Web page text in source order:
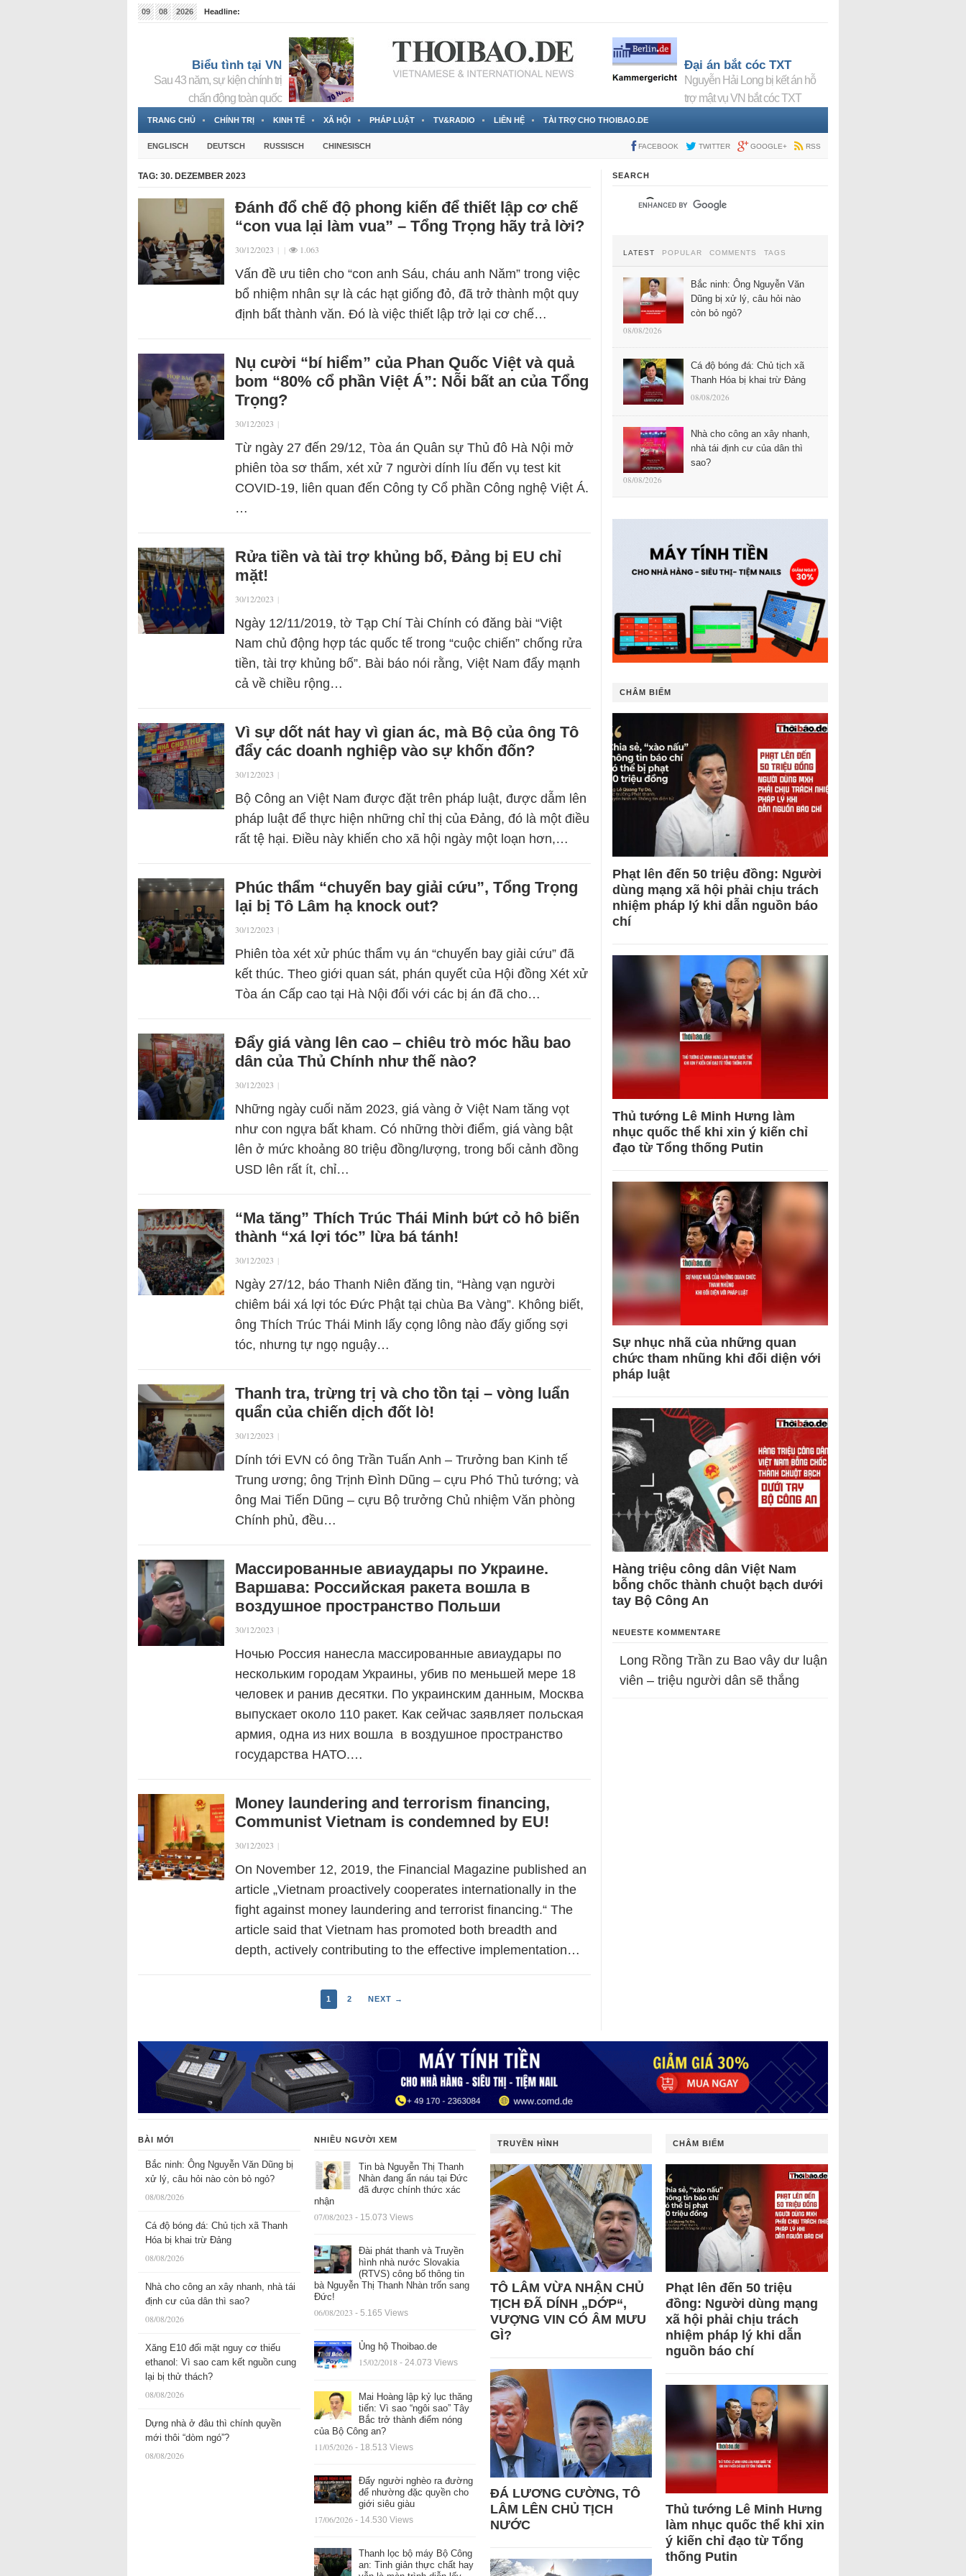
09 08 2026
Headline:
Biểu tình tại VN
Sau 43 năm, sự kiện chính trị
chấn động toàn quốc
Đại án bắt cóc TXT
Nguyễn Hải Long bị kết án hỗ
trợ mật vụ VN bắt cóc TXT
TRANG CHỦ CHÍNH TRỊ KINH TẾ XÃ HỘI PHÁP LUẬT TV&RADIO LIÊN HỆ TÀI TRỢ CHO THOIBAO.DE
ENGLISCH DEUTSCH RUSSISCH CHINESISCH FACEBOOK TWITTER GOOGLE+ RSS
TAG: 30. DEZEMBER 2023
Đánh đổ chế độ phong kiến để thiết lập cơ chế
“con vua lại làm vua” – Tổng Trọng hãy trả lời?
30/12/2023 | | 1.063
Vấn đề ưu tiên cho “con anh Sáu, cháu anh Năm” trong việc
bổ nhiệm nhân sự là các hạt giống đỏ, đã trở thành một quy
định bất thành văn. Đó là việc thiết lập trở lại cơ chế…
Nụ cười “bí hiểm” của Phan Quốc Việt và quả
bom “80% cổ phần Việt Á”: Nỗi bất an của Tổng
Trọng?
30/12/2023 |
Từ ngày 27 đến 29/12, Tòa án Quân sự Thủ đô Hà Nội mở
phiên tòa sơ thẩm, xét xử 7 người dính líu đến vụ test kit
COVID-19, liên quan đến Công ty Cổ phần Công nghệ Việt Á.
…
Rửa tiền và tài trợ khủng bố, Đảng bị EU chỉ
mặt!
30/12/2023 |
Ngày 12/11/2019, tờ Tạp Chí Tài Chính có đăng bài “Việt
Nam chủ động hợp tác quốc tế trong “cuộc chiến” chống rửa
tiền, tài trợ khủng bố”. Bài báo nói rằng, Việt Nam đẩy mạnh
cả về chiều rộng…
Vì sự dốt nát hay vì gian ác, mà Bộ của ông Tô
đẩy các doanh nghiệp vào sự khốn đốn?
30/12/2023 |
Bộ Công an Việt Nam được đặt trên pháp luật, được dẫm lên
pháp luật để thực hiện những chỉ thị của Đảng, đó là một điều
rất tệ hại. Điều này khiến cho xã hội ngày một loạn hơn,…
Phúc thẩm “chuyến bay giải cứu”, Tổng Trọng
lại bị Tô Lâm hạ knock out?
30/12/2023 |
Phiên tòa xét xử phúc thẩm vụ án “chuyến bay giải cứu” đã
kết thúc. Theo giới quan sát, phán quyết của Hội đồng Xét xử
Tòa án Cấp cao tại Hà Nội đối với các bị án đã cho…
Đẩy giá vàng lên cao – chiêu trò móc hầu bao
dân của Thủ Chính như thế nào?
30/12/2023 |
Những ngày cuối năm 2023, giá vàng ở Việt Nam tăng vọt
như con ngựa bất kham. Có những thời điểm, giá vàng bật
lên ở mức khoảng 80 triệu đồng/lượng, trong bối cảnh đồng
USD lên rất ít, chỉ…
“Ma tăng” Thích Trúc Thái Minh bứt cỏ hô biến
thành “xá lợi tóc” lừa bá tánh!
30/12/2023 |
Ngày 27/12, báo Thanh Niên đăng tin, “Hàng vạn người
chiêm bái xá lợi tóc Đức Phật tại chùa Ba Vàng”. Không biết,
ông Thích Trúc Thái Minh lấy cọng lông nào đấy giống sợi
tóc, nhưng tự ngọ nguậy…
Thanh tra, trừng trị và cho tồn tại – vòng luẩn
quẩn của chiến dịch đốt lò!
30/12/2023 |
Dính tới EVN có ông Trần Tuấn Anh – Trưởng ban Kinh tế
Trung ương; ông Trịnh Đình Dũng – cựu Phó Thủ tướng; và
ông Mai Tiến Dũng – cựu Bộ trưởng Chủ nhiệm Văn phòng
Chính phủ, đều…
Массированные авиаудары по Украине.
Варшава: Российская ракета вошла в
воздушное пространство Польши
30/12/2023 |
Ночью Россия нанесла массированные авиаудары по
нескольким городам Украины, убив по меньшей мере 18
человек и ранив десятки. По украинским данным, Москва
выпускает около 110 ракет. Как сейчас заявляет польская
армия, одна из них вошла в воздушное пространство
государства НАТО.…
Money laundering and terrorism financing,
Communist Vietnam is condemned by EU!
30/12/2023 |
On November 12, 2019, the Financial Magazine published an
article „Vietnam proactively cooperates internationally in the
fight against money laundering and terrorist financing.“ The
article said that Vietnam has promoted both breadth and
depth, actively contributing to the effective implementation…
1 2 NEXT →
SEARCH
LATEST POPULAR COMMENTS TAGS
Bắc ninh: Ông Nguyễn Văn
Dũng bị xử lý, câu hỏi nào
còn bỏ ngỏ?
08/08/2026
Cá độ bóng đá: Chủ tịch xã
Thanh Hóa bị khai trừ Đảng
08/08/2026
Nhà cho công an xây nhanh,
nhà tái định cư của dân thì
sao?
08/08/2026
CHÂM BIẾM
Phạt lên đến 50 triệu đồng: Người
dùng mạng xã hội phải chịu trách
nhiệm pháp lý khi dẫn nguồn báo
chí
Thủ tướng Lê Minh Hưng làm
nhục quốc thể khi xin ý kiến chỉ
đạo từ Tổng thống Putin
Sự nhục nhã của những quan
chức tham nhũng khi đối diện với
pháp luật
Hàng triệu công dân Việt Nam
bỗng chốc thành chuột bạch dưới
tay Bộ Công An
NEUESTE KOMMENTARE
Long Rồng Trần zu Bao vây dư luận
viên – triệu người dân sẽ thắng
BÀI MỚI
Bắc ninh: Ông Nguyễn Văn Dũng bị
xử lý, câu hỏi nào còn bỏ ngỏ?
08/08/2026
Cá độ bóng đá: Chủ tịch xã Thanh
Hóa bị khai trừ Đảng
08/08/2026
Nhà cho công an xây nhanh, nhà tái
định cư của dân thì sao?
08/08/2026
Xăng E10 đối mặt nguy cơ thiếu
ethanol: Vì sao cam kết nguồn cung
lại bị thử thách?
08/08/2026
Dựng nhà ở đâu thì chính quyền
mới thôi “dòm ngó”?
08/08/2026
NHIỀU NGƯỜI XEM
Tin bà Nguyễn Thị Thanh
Nhàn đang ẩn náu tại Đức
đã được chính thức xác
nhận
07/08/2023 - 15.073 Views
Đài phát thanh và Truyền
hình nhà nước Slovakia
(RTVS) công bố thông tin
bà Nguyễn Thị Thanh Nhàn trốn sang
Đức!
06/08/2023 - 5.165 Views
Ủng hộ Thoibao.de
15/02/2018 - 24.073 Views
Mai Hoàng lập kỷ lục thăng
tiến: Vì sao “ngôi sao” Tây
Bắc trở thành điểm nóng
của Bộ Công an?
11/05/2026 - 18.513 Views
Đẩy người nghèo ra đường
để nhường đặc quyền cho
giới siêu giàu
17/06/2026 - 14.530 Views
Thanh lọc bộ máy Bộ Công
an: Tinh giản thực chất hay
TRUYỀN HÌNH
TÔ LÂM VỪA NHẬN CHỦ
TỊCH ĐÃ DÍNH „DỚP“,
VƯỢNG VIN CÓ ÂM MƯU
GÌ?
ĐÁ LƯƠNG CƯỜNG, TÔ
LÂM LÊN CHỦ TỊCH
NƯỚC
CHÂM BIẾM
Phạt lên đến 50 triệu
đồng: Người dùng mạng
xã hội phải chịu trách
nhiệm pháp lý khi dẫn
nguồn báo chí
Thủ tướng Lê Minh Hưng
làm nhục quốc thể khi xin
ý kiến chỉ đạo từ Tổng
thống Putin